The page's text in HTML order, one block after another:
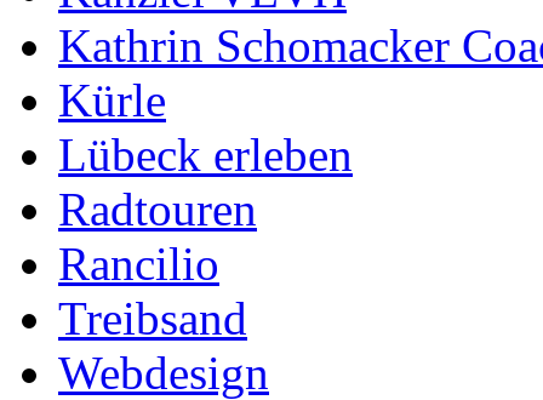
Kathrin Schomacker
Kürle
Lübeck erleben
Radtouren
Rancilio
Treibsand
Webdesign